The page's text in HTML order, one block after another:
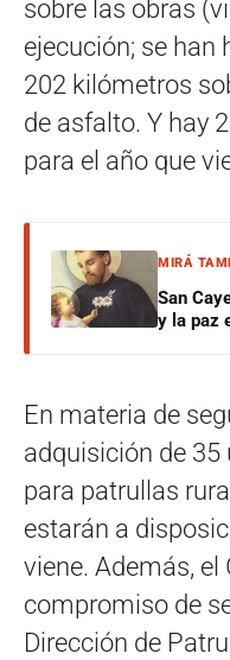
sobre las obras
ejecución; se han
202 kilómetros
de asfalto. Y hay
para el año que
MIRÁ
San
y la paz
En materia de
adquisición de
para patrullas
estarán a
viene. Además, el
compromiso de
Dirección de